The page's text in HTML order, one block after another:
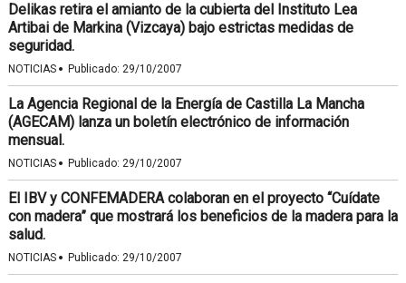
Delikas retira el amianto de la cubierta del Instituto Lea
Artibai de Markina (Vizcaya) bajo estrictas medidas de
seguridad.
NOTICIAS · Publicado: 29/10/2007
La Agencia Regional de la Energía de Castilla La Mancha
(AGECAM) lanza un boletín electrónico de información
mensual.
NOTICIAS · Publicado: 29/10/2007
El IBV y CONFEMADERA colaboran en el proyecto “Cuídate
con madera” que mostrará los beneficios de la madera para la
salud.
NOTICIAS · Publicado: 29/10/2007